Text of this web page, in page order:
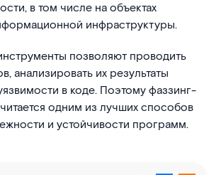
в том числе на объектах
инфраструктуры.
позволяют проводить
анализировать их результаты
в коде. Поэтому фаззинг-
одним из лучших способов
и устойчивости программ.